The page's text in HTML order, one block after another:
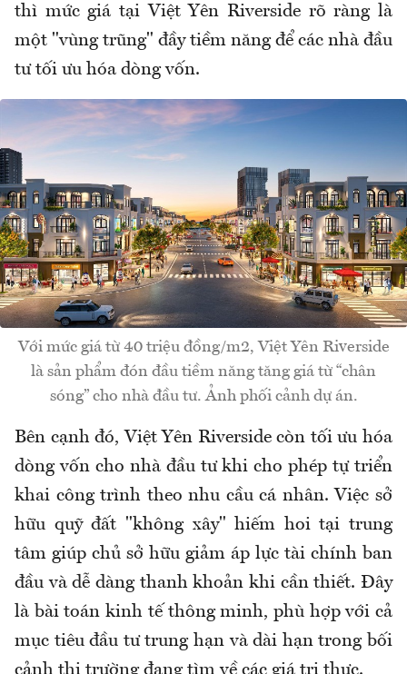
thì mức giá tại Việt Yên Riverside rõ ràng là
một "vùng trũng" đầy tiềm năng để các nhà đầu
tư tối ưu hóa dòng vốn.
Với mức giá từ 40 triệu đồng/m2, Việt Yên Riverside
là sản phẩm đón đầu tiềm năng tăng giá từ “chân
sóng” cho nhà đầu tư. Ảnh phối cảnh dự án.
Bên cạnh đó, Việt Yên Riverside còn tối ưu hóa
dòng vốn cho nhà đầu tư khi cho phép tự triển
khai công trình theo nhu cầu cá nhân. Việc sở
hữu quỹ đất "không xây" hiếm hoi tại trung
tâm giúp chủ sở hữu giảm áp lực tài chính ban
đầu và dễ dàng thanh khoản khi cần thiết. Đây
là bài toán kinh tế thông minh, phù hợp với cả
mục tiêu đầu tư trung hạn và dài hạn trong bối